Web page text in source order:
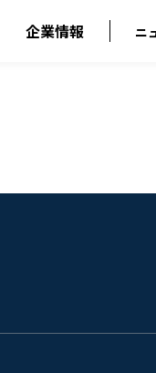
企業情報 ニ